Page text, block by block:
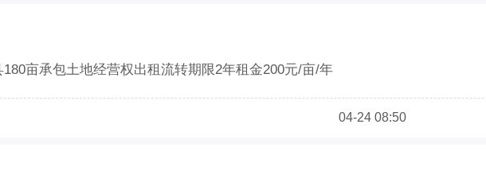
效益最大化？
价格模型正式发布
亩承包农户涉及100万余户
亩承包土地经营权出租流转期限2年租金200元/亩/年
04-24 08:50